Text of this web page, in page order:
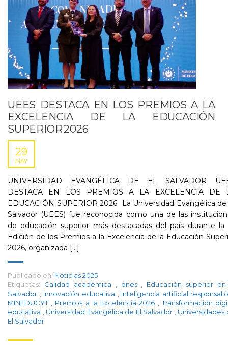
UEES DESTACA EN LOS PREMIOS A LA
EXCELENCIA DE LA EDUCACIÓN
SUPERIOR 2026
29
MAY
UNIVERSIDAD EVANGÉLICA DE EL SALVADOR
DESTACA EN LOS PREMIOS A LA EXCELENCIA DE
EDUCACIÓN SUPERIOR 2026 La Universidad Evangélica de
Salvador (UEES) fue reconocida como una de las
de educación superior más destacadas del país durante la
Edición de los Premios a la Excelencia de la Educación
2026, organizada [...]
Publicado en: Noticias 2025
Etiquetas:
Calidad académica dnes
Educación superior en
Salvador
Innovación educativa
Inteligencia artificial
MINEDUCYT
Premios a la Excelencia 2026
Transformación
educativa
Universidad Evangélica de El Salvador
Universidades
El Salvador